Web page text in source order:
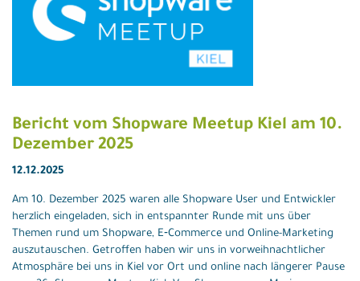
Bericht vom Shopware Meetup Kiel am 10.
Dezember 2025
12.12.2025
Am 10. Dezember 2025 waren alle Shopware User und Entwickler
herzlich eingeladen, sich in entspannter Runde mit uns über
Themen rund um Shopware, E‑Commerce und Online-Marketing
auszutauschen. Getroffen haben wir uns in vorweihnachtlicher
Atmosphäre bei uns in Kiel vor Ort und online nach längerer Pause